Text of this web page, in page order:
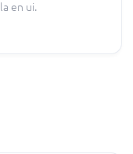
en ui.